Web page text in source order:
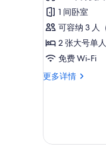
照
片
Bed)
更
多
信
息
套
房
的
所
有
1 间卧室
可容纳 3 人
2 张大号单
免费 Wi-Fi
更多详情
套
息